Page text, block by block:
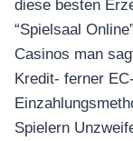
diese besten
“Spielsaal
Casinos man
Kredit- ferner
Spielern